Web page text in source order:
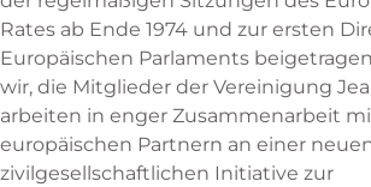
Rates ab Ende 1974 und zur ersten
Europäischen Parlaments
wir, die Mitglieder der Vereinigung
arbeiten in enger Zusammenarbeit
europäischen Partnern an einer
zivilgesellschaftlichen Initiative zur